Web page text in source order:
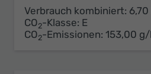
Verbrauch kombiniert:
CO2-Klasse: E
CO2-Emissionen: 153,00